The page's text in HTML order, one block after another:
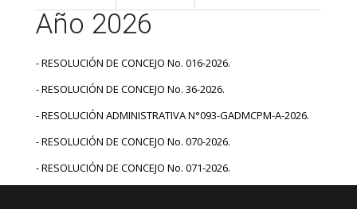
Año 2026
- RESOLUCIÓN DE CONCEJO No. 016-2026.
- RESOLUCIÓN DE CONCEJO No. 36-2026.
- RESOLUCIÓN ADMINISTRATIVA N°093-GADMCPM-A-2026.
- RESOLUCIÓN DE CONCEJO No. 070-2026.
- RESOLUCIÓN DE CONCEJO No. 071-2026.